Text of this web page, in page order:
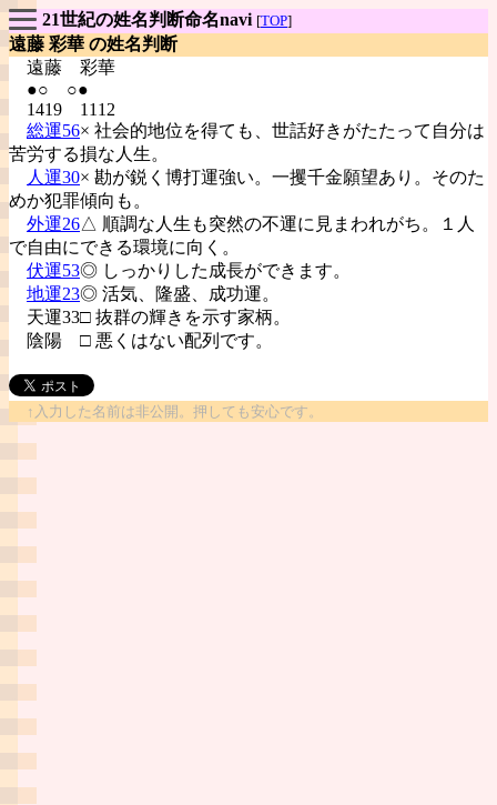
21世紀の姓名判断命名navi [TOP]
遠藤 彩華 の姓名判断
遠藤 彩華
●○ ○●
1419 1112
総運56× 社会的地位を得ても、世話好きがたたって自分は
苦労する損な人生。
人運30× 勘が鋭く博打運強い。一攫千金願望あり。そのた
めか犯罪傾向も。
外運26△ 順調な人生も突然の不運に見まわれがち。１人
で自由にできる環境に向く。
伏運53◎ しっかりした成長ができます。
地運23◎ 活気、隆盛、成功運。
天運33□ 抜群の輝きを示す家柄。
陰陽 □ 悪くはない配列です。
↑入力した名前は非公開。押しても安心です。